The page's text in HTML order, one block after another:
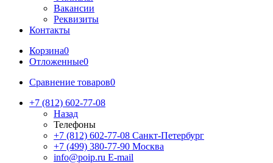
Вакансии
Реквизиты
Контакты
Корзина0
Отложенные0
Сравнение товаров0
+7 (812) 602-77-08
Назад
Телефоны
+7 (812) 602-77-08 Санкт-Петербург
+7 (499) 380-77-90 Москва
info@poip.ru E-mail